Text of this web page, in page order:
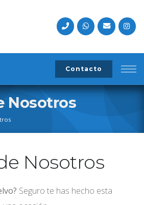
Contacto
Nosotros
Nosotros
Seguro te has hecho esta